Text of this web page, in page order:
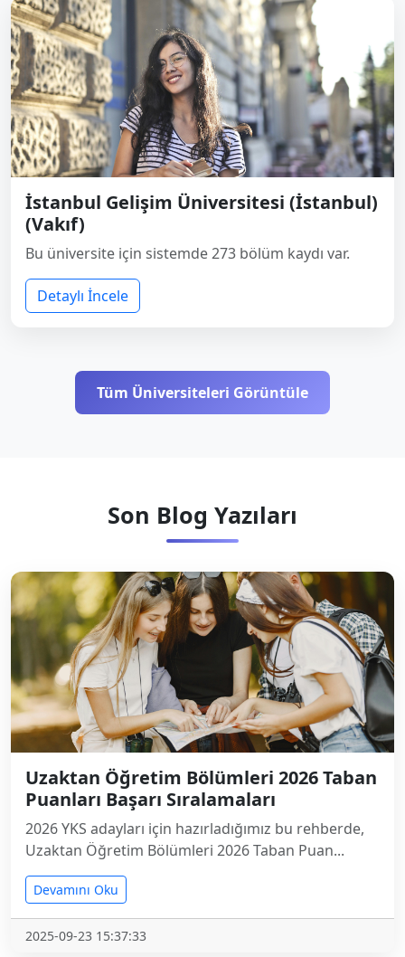
İstanbul Gelişim Üniversitesi (İstanbul)
(Vakıf)
Bu üniversite için sistemde 273 bölüm kaydı var.
Detaylı İncele
Tüm Üniversiteleri Görüntüle
Son Blog Yazıları
Uzaktan Öğretim Bölümleri 2026 Taban
Puanları Başarı Sıralamaları
2026 YKS adayları için hazırladığımız bu rehberde,
Uzaktan Öğretim Bölümleri 2026 Taban Puan...
Devamını Oku
2025-09-23 15:37:33